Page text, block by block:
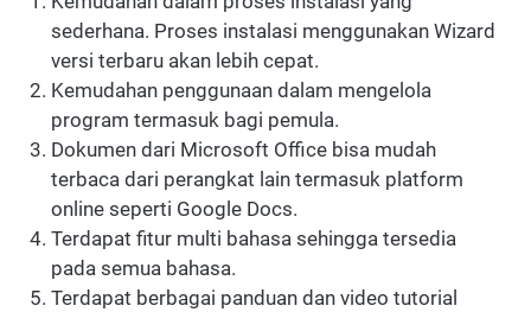
sederhana. Proses instalasi menggunakan Wizard
versi terbaru akan lebih cepat.
Kemudahan penggunaan dalam mengelola
program termasuk bagi pemula.
Dokumen dari Microsoft Office bisa mudah
terbaca dari perangkat lain termasuk platform
online seperti Google Docs.
Terdapat fitur multi bahasa sehingga tersedia
pada semua bahasa.
Terdapat berbagai panduan dan video tutorial